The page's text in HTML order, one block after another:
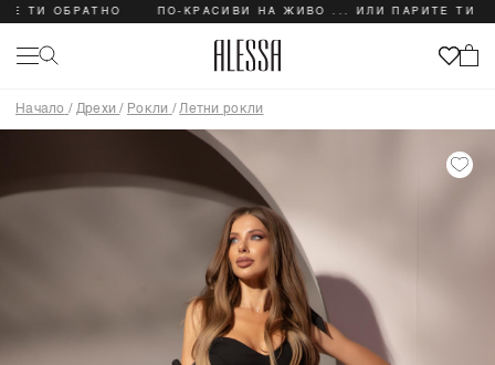
ОБРАТНО ПО-КРАСИВИ НА ЖИВО ... ИЛИ ПАРИТЕ ТИ
Начало / Дрехи / Рокли / Летни рокли